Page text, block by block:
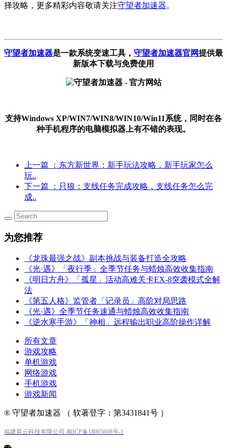
择攻略，更多精彩内容敬请关注守望者加速器。
守望者加速器是一款系统变速工具 ， 守望者加速器官网提供最
新版本下载与免费使用
支持Windows XP/WIN7/WIN8/WIN10/Win11系统，同时在各
种手机程序的电脑模拟器上有不错的表现。
上一篇
：东方新世界：新手玩法攻略，新手玩家怎么
玩..
下一篇
：只狼：支线任务完成攻略，支线任务怎么完
成..
为您推荐
《龙珠最强之战》副本挑战与装备打造全攻略
《光·遇》「夜行季」全季节任务与蜡烛高效收集指南
《明日方舟》「孤星」活动高难关卡EX-8突袭模式全解
法
《第五人格》监管者「记录员」高阶对局思路
《光·遇》全季节任务速通与蜡烛高效收集指南
《逆水寒手游》「神相」远程输出职业高阶操作详解
所有文章
游戏攻略
单机游戏
网络游戏
手机游戏
游戏新闻
® 守望者加速器 （ 软著登字：第3431841号 ）
福建算云科技有限公司 闽ICP备18005608号-1